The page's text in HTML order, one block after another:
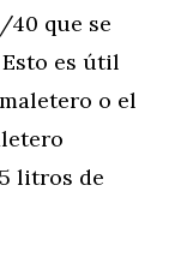
que se
es útil
o el
litros de